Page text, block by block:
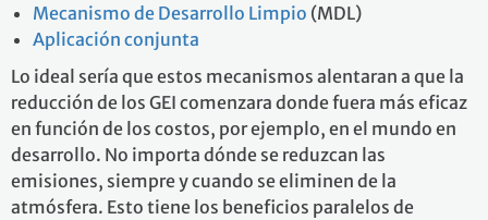
Mecanismo de Desarrollo Limpio (MDL)
Aplicación conjunta
Lo ideal sería que estos mecanismos alentaran a que la
reducción de los GEI comenzara donde fuera más eficaz
en función de los costos, por ejemplo, en el mundo en
desarrollo. No importa dónde se reduzcan las
emisiones, siempre y cuando se eliminen de la
atmósfera. Esto tiene los beneficios paralelos de